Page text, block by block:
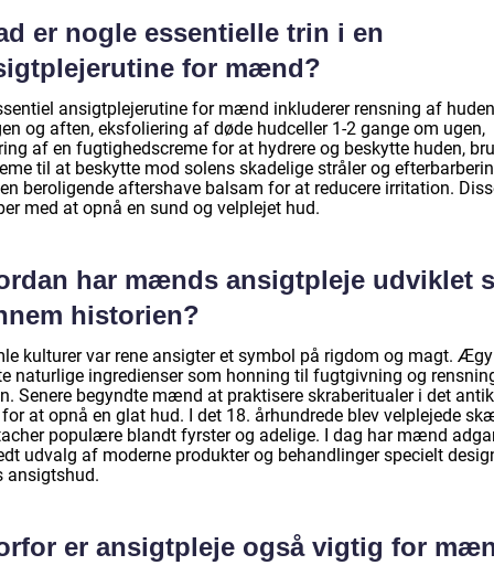
er nogle essentielle trin i en
for mænd?
ansigtplejerutine for mænd inkluderer rensning af huden
og aften, eksfoliering af døde hudceller 1-2 gange om ugen,
af en fugtighedscreme for at hydrere og beskytte huden,
til at beskytte mod solens skadelige stråler og
beroligende aftershave balsam for at reducere irritation.
med at opnå en sund og velplejet hud.
har mænds ansigtpleje udviklet
historien?
kulturer var rene ansigter et symbol på rigdom og magt.
naturlige ingredienser som honning til fugtgivning og
Senere begyndte mænd at praktisere skraberitualer i det
at opnå en glat hud. I det 18. århundrede blev velplejede
populære blandt fyrster og adelige. I dag har mænd
udvalg af moderne produkter og behandlinger specielt
ansigtshud.
er ansigtpleje også vigtig for